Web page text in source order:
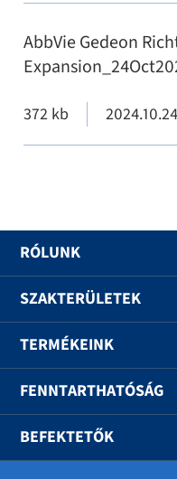
AbbVie Gedeon
372 kb
RÓLUNK
SZAKTERÜLETEK
TERMÉKEINK
FENNTARTHATÓSÁG
BEFEKTETŐK